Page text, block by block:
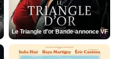
Le Triangle d'or Bande-annonce VF